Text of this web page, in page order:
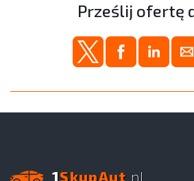
Prześlij ofertę
1SkupAut .pl